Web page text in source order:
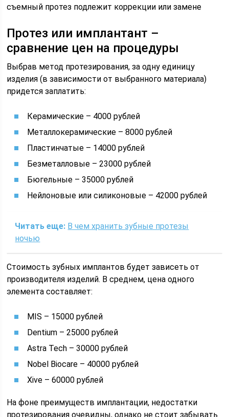
съемный протез подлежит коррекции или замене
Протез или имплантант –
сравнение цен на процедуры
Выбрав метод протезирования, за одну единицу
изделия (в зависимости от выбранного материала)
придется заплатить:
Керамические – 4000 рублей
Металлокерамические – 8000 рублей
Пластинчатые – 14000 рублей
Безметалловые – 23000 рублей
Бюгельные – 35000 рублей
Нейлоновые или силиконовые – 42000 рублей
Читать еще: В чем хранить зубные протезы
ночью
Стоимость зубных имплантов будет зависеть от
производителя изделий. В среднем, цена одного
элемента составляет:
MIS – 15000 рублей
Dentium – 25000 рублей
Astra Tech – 30000 рублей
Nobel Biocare – 40000 рублей
Xive – 60000 рублей
На фоне преимуществ имплантации, недостатки
протезирования очевидны, однако не стоит забывать